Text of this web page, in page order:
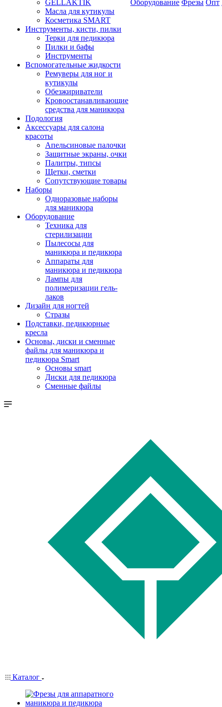
GELLAKTIK
Масла для кутикулы
Косметика SMART
Инструменты, кисти, пилки
Терки для педикюра
Пилки и бафы
Инструменты
Вспомогательные жидкости
Ремуверы для ног и
кутикулы
Обезжириватели
Кровоостанавливающие
средства для маникюра
Подология
Аксессуары для салона
красоты
Апельсиновые палочки
Защитные экраны, очки
Палитры, типсы
Щетки, сметки
Сопутствующие товары
Наборы
Одноразовые наборы
для маникюра
Оборудование
Техника для
стерилизации
Пылесосы для
маникюра и педикюра
Аппараты для
маникюра и педикюра
Лампы для
полимеризации гель-
лаков
Дизайн для ногтей
Стразы
Подставки, педикюрные
кресла
Основы, диски и сменные
файлы для маникюра и
педикюра Smart
Основы smart
Диски для педикюра
Сменные файлы
Оборудование Фрезы Опт
Каталог